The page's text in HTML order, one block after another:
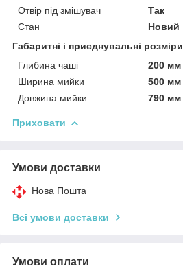
Отвір під змішувач
Так
Стан
Новий
Габаритні і приєднувальні розміри
Глибина чаші
200 мм
Ширина мийки
500 мм
Довжина мийки
790 мм
Приховати
Умови доставки
Нова Пошта
Всі умови доставки
Умови оплати